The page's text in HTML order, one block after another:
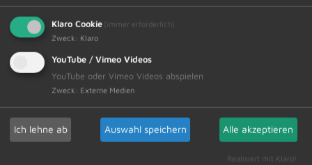
Zur Übersicht
Amtliche Bekanntmachungen Veranstaltungstermine
Klaro Cookie (immer erforderlich)
Zweck : Klaro
YouTube / Vimeo Videos
YouTube oder Vimeo Videos abspielen
Zweck : Externe Medien
Ich lehne ab Auswahl speichern Alle akzeptieren
Realisiert mit Klaro!